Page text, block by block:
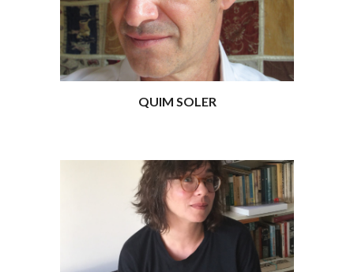
QUIM SOLER